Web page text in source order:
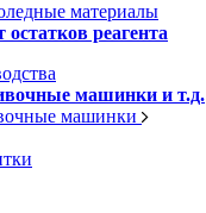
материалы
реагента
машинки и т.д.
машинки